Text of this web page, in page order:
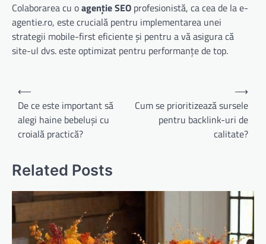
Colaborarea cu oagenție SEO profesionistă, ca cea de la e-
agentie.ro, este crucială pentru implementarea unei
strategii mobile-first eficiente și pentru a vă asigura că
site-ul dvs. este optimizat pentru performanțe de top.
Navigare
în
articole
⟵
De ce este important să
alegi haine bebeluși cu
croială practică?
Cum se prioritizează sursele
pentru backlink-uri de
calitate?
⟶
Related Posts